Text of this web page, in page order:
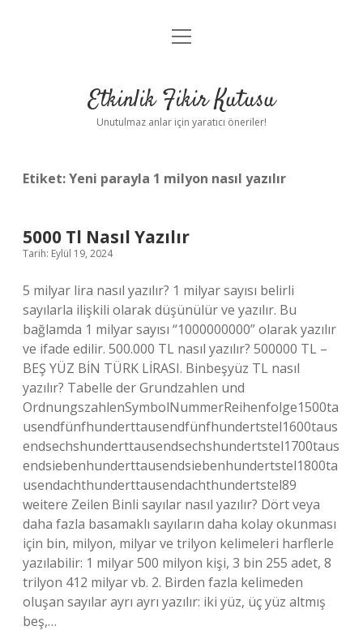
Anasayfa
Yasal Uyarı
menüyü
Etkinlik Fikir Kutusu
Unutulmaz anlar için yaratıcı öneriler!
Etiket:Yeni parayla 1 milyon nasıl yazılır
5000 Tl Nasıl Yazılır
Tarih: Eylül 19, 2024
5 milyar lira nasıl yazılır? 1 milyar sayısı belirli
sayılarla ilişkili olarak düşünülür ve yazılır. Bu
bağlamda 1 milyar sayısı “1000000000” olarak yazılır
ve ifade edilir. 500.000 TL nasıl yazılır? 500000 TL –
BEŞ YÜZ BİN TÜRK LİRASI. Binbeşyüz TL nasıl
yazılır? Tabelle der Grundzahlen und
OrdnungszahlenSymbolNummerReihenfolge1500ta
usendfünfhunderttausendfünfhundertstel1600taus
endsechshunderttausendsechshundertstel1700taus
endsiebenhunderttausendsiebenhundertstel1800ta
usendachthunderttausendachthundertstel89
weitere Zeilen Binli sayılar nasıl yazılır? Dört veya
daha fazla basamaklı sayıların daha kolay okunması
için bin, milyon, milyar ve trilyon kelimeleri harflerle
yazılabilir: 1 milyar 500 milyon kişi, 3 bin 255 adet, 8
trilyon 412 milyar vb. 2. Birden fazla kelimeden
oluşan sayılar ayrı ayrı yazılır: iki yüz, üç yüz altmış
beş,…